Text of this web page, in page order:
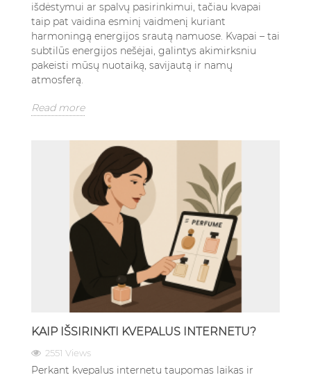
išdėstymui ar spalvų pasirinkimui, tačiau kvapai
taip pat vaidina esminį vaidmenį kuriant
harmoningą energijos srautą namuose. Kvapai – tai
subtilūs energijos nešėjai, galintys akimirksniu
pakeisti mūsų nuotaiką, savijautą ir namų
atmosferą.
Read more
KAIP IŠSIRINKTI KVEPALUS INTERNETU?
2551 Views
Perkant kvepalus internetu taupomas laikas ir